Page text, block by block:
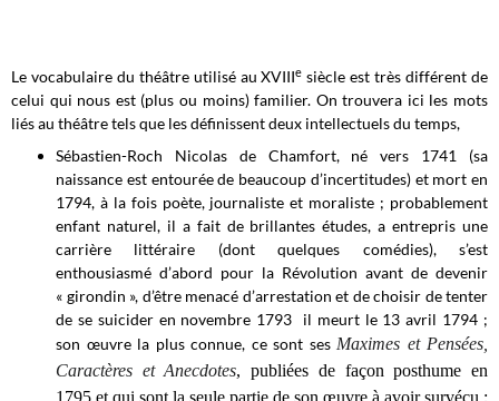
Le vocabulaire du théâtre utilisé au XVIIIe siècle est très différent de
celui qui nous est (plus ou moins) familier. On trouvera ici les mots
liés au théâtre tels que les définissent deux intellectuels du temps,
Sébastien-Roch Nicolas de Chamfort, né vers 1741 (sa
naissance est entourée de beaucoup d’incertitudes) et mort en
1794, à la fois poète, journaliste et moraliste ; probablement
enfant naturel, il a fait de brillantes études, a entrepris une
carrière littéraire (dont quelques comédies), s’est
enthousiasmé d’abord pour la Révolution avant de devenir
« girondin », d’être menacé d’arrestation et de choisir de tenter
de se suicider en novembre 1793 il meurt le 13 avril 1794 ;
son œuvre la plus connue, ce sont ses Maximes et Pensées,
Caractères et Anecdotes, publiées de façon posthume en